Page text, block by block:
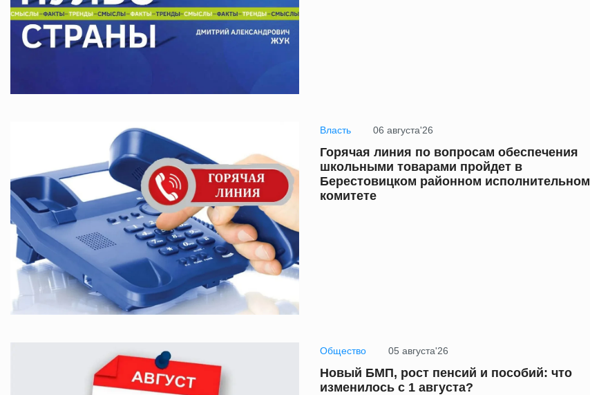
Власть 06 августа'26
Горячая линия по вопросам обеспечения
школьными товарами пройдет в
Берестовицком районном исполнительном
комитете
Общество 05 августа'26
Новый БМП, рост пенсий и пособий: что
изменилось с 1 августа?